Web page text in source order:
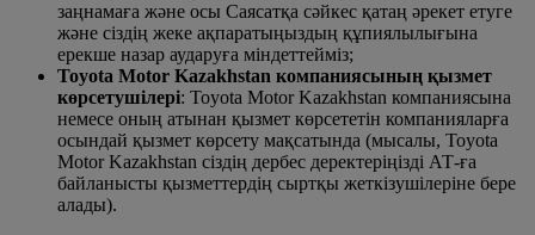
заңнамаға және осы Саясатқа сәйкес қатаң әрекет етуге
және сіздің жеке ақпаратыңыздың құпиялылығына
ерекше назар аударуға міндеттейміз;
Toyota Motor Kazakhstan компаниясының қызмет
көрсетушілері: Toyota Motor Kazakhstan компаниясына
немесе оның атынан қызмет көрсететін компанияларға
осындай қызмет көрсету мақсатында (мысалы, Toyota
Motor Kazakhstan сіздің дербес деректеріңізді АТ-ға
байланысты қызметтердің сыртқы жеткізушілеріне бере
алады).